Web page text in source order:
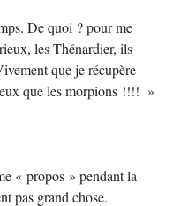
De quoi ? pour me
les Thénardier, ils
que je récupère
que les morpions !!!! »
« propos » pendant la
pas grand chose.